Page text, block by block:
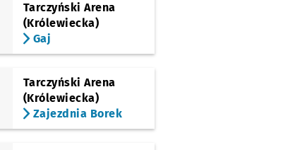
Tarczyński Arena
(Królewiecka)
Gaj
Tarczyński Arena
(Królewiecka)
Zajezdnia Borek